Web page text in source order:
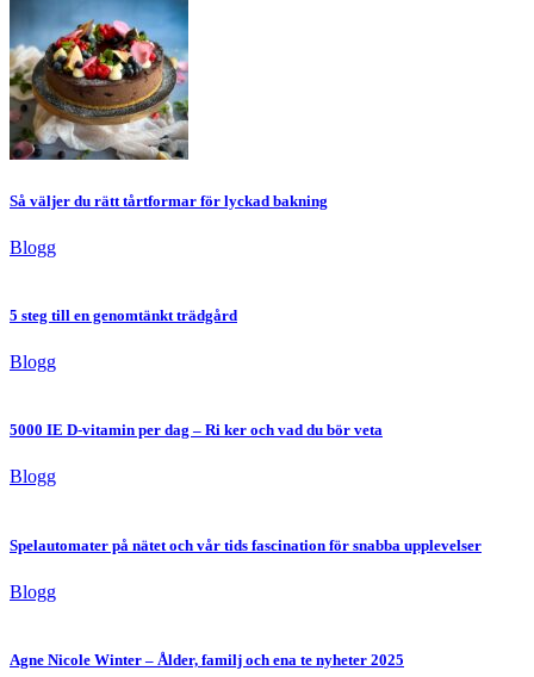
Så väljer du rätt tårtformar för lyckad bakning
Blogg
5 steg till en genomtänkt trädgård
Blogg
5000 IE D-vitamin per dag – Ri ker och vad du bör veta
Blogg
Spelautomater på nätet och vår tids fascination för snabba upplevelser
Blogg
Agne Nicole Winter – Ålder, familj och ena te nyheter 2025